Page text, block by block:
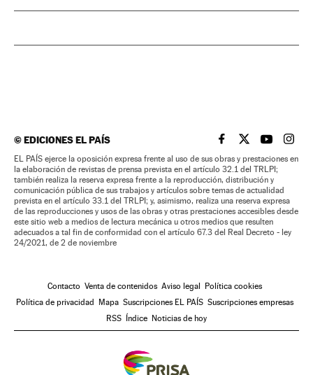
©EDICIONES EL PAÍS EL PAÍS BRASIL EN
EL PAÍSEL PAÍS
EL
EL PAÍS ejerce la oposición expresa frente al uso de sus obras y prestaciones en
la elaboración de revistas de prensa prevista en el artículo 32.1 del TRLPI;
también realiza la reserva expresa frente a la reproducción, distribución y
comunicación pública de sus trabajos y artículos sobre temas de actualidad
prevista en el artículo 33.1 del TRLPI; y, asimismo, realiza una reserva expresa
de las reproducciones y usos de las obras y otras prestaciones accesibles desde
este sitio web a medios de lectura mecánica u otros medios que resulten
adecuados a tal fin de conformidad con el artículo 67.3 del Real Decreto - ley
24/2021, de 2 de noviembre
Contacto Venta de contenidos Aviso legal
Política cookies
Política de privacidad
Mapa Suscripciones EL PAÍS Suscripciones empresas
RSS
Índice Noticias de hoy